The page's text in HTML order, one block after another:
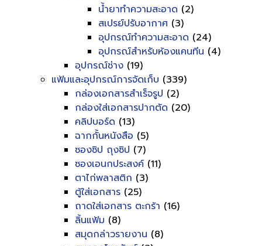
น้ำยาทำความสะอาด (2)
สเปรย์ปรับอากาศ (3)
อุปกรณ์ทำความสะอาด (24)
อุปกรณ์สำหรับห้องแคนทีน (4)
อุปกรณ์ช่าง (19)
แฟ้มและอุปกรณ์การจัดเก็บ (339)
กล่องเอกสารสำเร็จรูป (2)
กล่องใส่เอกสารปากตัด (20)
คลิปบอร์ด (13)
ฉากกั้นหนังสือ (5)
ซองซิป ถุงซิป (7)
ซองเอนกประสงค์ (11)
ตาไก่พลาสติก (3)
ตู้ใส่เอกสาร (25)
ถาดใส่เอกสาร ตะกร้า (16)
ลิ้นแฟ้ม (8)
สมุดกล่าวรายงาน (8)